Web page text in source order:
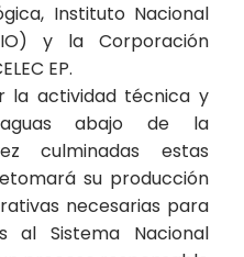
Instituto Nacional
y la Corporación
EP.
la actividad técnica y
abajo de la
culminadas estas
su producción
necesarias para
al Sistema Nacional